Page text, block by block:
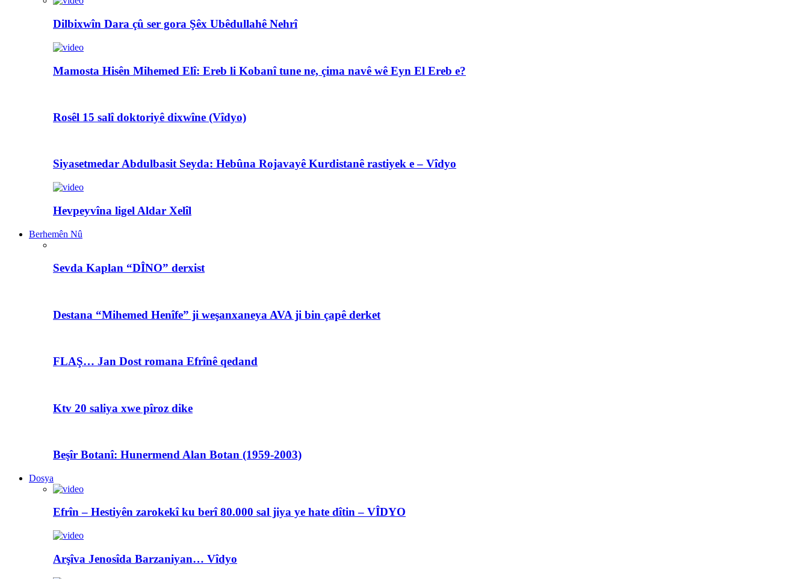
Dilbixwîn Dara çû ser gora Şêx Ubêdullahê Nehrî
Mamosta Hisên Mihemed Elî: Ereb li Kobanî tune ne, çima navê wê Eyn El Ereb e?
Rosêl 15 salî doktoriyê dixwîne (Vîdyo)
Siyasetmedar Abdulbasit Seyda: Hebûna Rojavayê Kurdistanê rastiyek e – Vîdyo
Hevpeyvîna ligel Aldar Xelîl
Berhemên Nû
Sevda Kaplan “DÎNO” derxist
Destana “Mihemed Henîfe” ji weşanxaneya AVA ji bin çapê derket
FLAŞ… Jan Dost romana Efrînê qedand
Ktv 20 saliya xwe pîroz dike
Beşîr Botanî: Hunermend Alan Botan (1959-2003)
Dosya
Efrîn – Hestiyên zarokekî ku berî 80.000 sal jiya ye hate dîtin – VÎDYO
Arşîva Jenosîda Barzaniyan… Vîdyo